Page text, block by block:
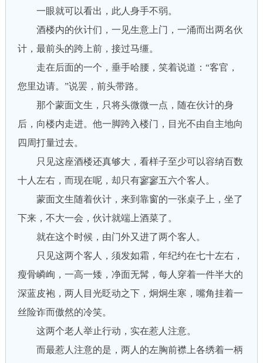
一眼就可以看出，此人身手不弱。
酒楼内的伙计们，一见生意上门，一涌而出两名伙
计，最前头的跨上前，接过马缰。
走在后面的一个，垂手哈腰，笑着说道：“客官，
您里边请。”说罢，前头带路。
那个蒙面文生，只将头微微一点，随在伙计的身
后，向楼内走进。他一脚跨入楼门，目光不由自主地向
四周打量过去。
只见这座酒楼还真够大，看样子至少可以容纳百数
十人左右，而现在呢，却只有寥寥五六个客人。
蒙面文生随着伙计，来到靠窗的一张桌子上，坐了
下来，不大一会，伙计就端上酒菜了。
就在这个时候，由门外又进了两个客人。
只见这两个客人，须发如霜，年纪约在七十左右，
瘦骨嶙峋，一高一矮，净面无髯，每人穿着一件半大的
深蓝皮袍，两人目光眨动之下，炯炯生寒，嘴角挂着一
丝险诈而傲然的冷笑。
这两个老人举止行动，实在惹人注意。
而最惹人注意的是，两人的左胸前襟上各绣着一柄